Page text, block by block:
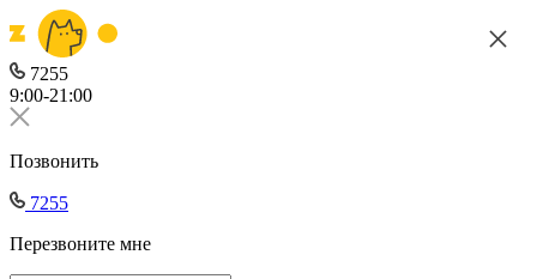
7255
9:00-21:00
Позвонить
7255
Перезвоните мне